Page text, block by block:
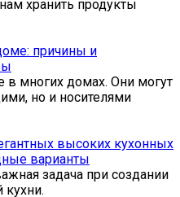
хранить продукты
причины и
многих домах. Они могут
но и носителями
высоких кухонных
варианты
задача при создании
кухни.